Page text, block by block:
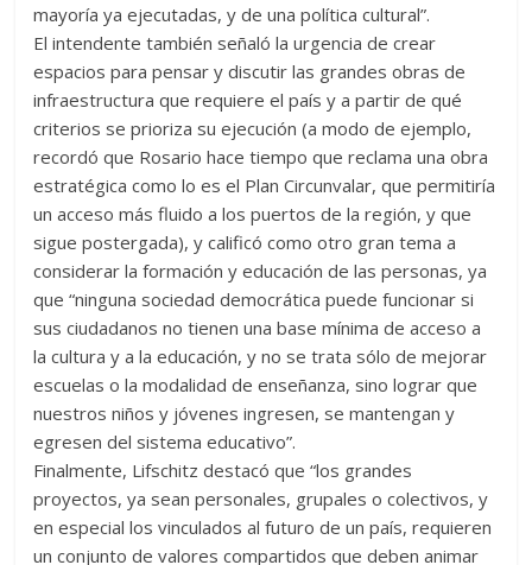
mayoría ya ejecutadas, y de una política cultural”.
El intendente también señaló la urgencia de crear
espacios para pensar y discutir las grandes obras de
infraestructura que requiere el país y a partir de qué
criterios se prioriza su ejecución (a modo de ejemplo,
recordó que Rosario hace tiempo que reclama una obra
estratégica como lo es el Plan Circunvalar, que permitiría
un acceso más fluido a los puertos de la región, y que
sigue postergada), y calificó como otro gran tema a
considerar la formación y educación de las personas, ya
que “ninguna sociedad democrática puede funcionar si
sus ciudadanos no tienen una base mínima de acceso a
la cultura y a la educación, y no se trata sólo de mejorar
escuelas o la modalidad de enseñanza, sino lograr que
nuestros niños y jóvenes ingresen, se mantengan y
egresen del sistema educativo”.
Finalmente, Lifschitz destacó que “los grandes
proyectos, ya sean personales, grupales o colectivos, y
en especial los vinculados al futuro de un país, requieren
un conjunto de valores compartidos que deben animar